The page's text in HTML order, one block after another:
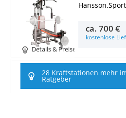
Details & Preise
ca.700 €
kostenlose
28 Kraftstationen mehr
Ratgeber